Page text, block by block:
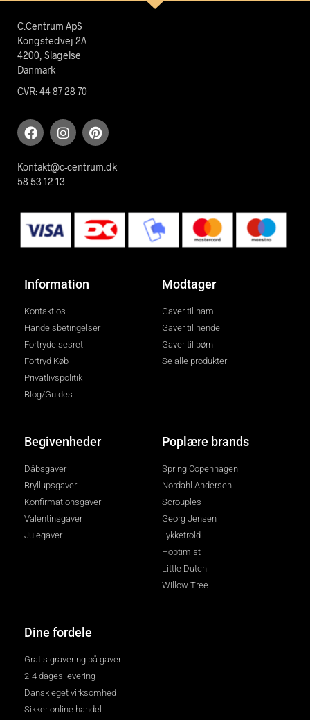
C.Centrum ApS
Kongstedvej 2A
4200, Slagelse
Danmark
CVR: 44 87 28 70
Kontakt@c-centrum.dk
58 53 12 13
Information
Kontakt os
Handelsbetingelser
Fortrydelsesret
Fortryd Køb
Privatlivspolitik
Blog/Guides
Modtager
Gaver til ham
Gaver til hende
Gaver til børn
Se alle produkter
Begivenheder
Dåbsgaver
Bryllupsgaver
Konfirmationsgaver
Valentinsgaver
Julegaver
Poplære brands
Spring Copenhagen
Nordahl Andersen
Scrouples
Georg Jensen
Lykketrold
Hoptimist
Little Dutch
Willow Tree
Dine fordele
Gratis gravering på gaver
2-4 dages levering
Dansk eget virksomhed
Sikker online handel